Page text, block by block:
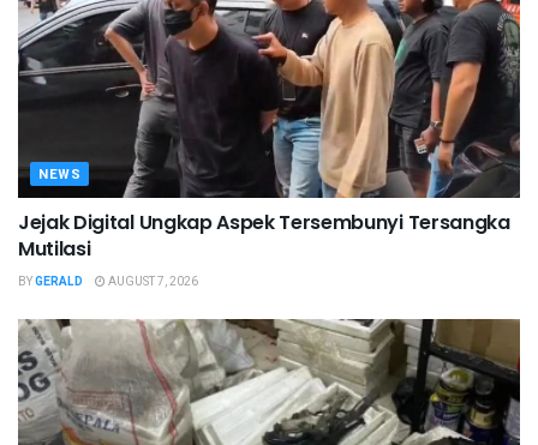
NEWS
Jejak Digital Ungkap Aspek Tersembunyi Tersangka
Mutilasi
BYGERALD AUGUST 7, 2026